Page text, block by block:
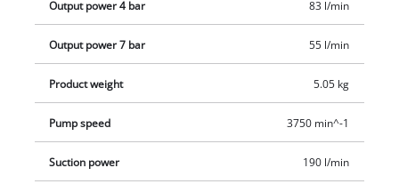
trykluftslange med lynkobling, en blæseadapternål med
dæktryksmåler og et adaptersæt med 3 dele.
Output power 4 bar 83 l/min
Output power 7 bar 55 l/min
Product weight 5.05 kg
Pump speed 3750 min^-1
Suction power 190 l/min